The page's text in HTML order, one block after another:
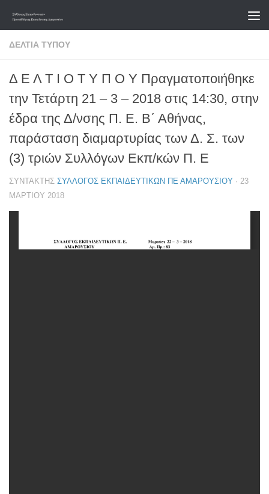
Skip to content
ΔΕΛΤΊΑ ΤΎΠΟΥ
Δ Ε Λ Τ Ι Ο Τ Υ Π Ο Υ Πραγματοποιήθηκε
την Τετάρτη 21 – 3 – 2018 στις 14:30, στην
έδρα της Δ/νσης Π. Ε. Β΄ Αθήνας,
παράσταση διαμαρτυρίας των Δ. Σ. των
(3) τριών Συλλόγων Εκπ/κών Π. Ε
ΣΥΝΤΆΚΤΗΣ ΣΎΛΛΟΓΟΣ ΕΚΠΑΙΔΕΥΤΙΚΏΝ ΠΕ ΑΜΑΡΟΥΣΊΟΥ · 23
ΜΑΡΤΊΟΥ 2018